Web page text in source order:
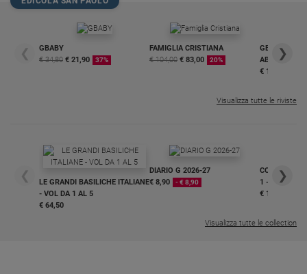
Ogni vita è per sempre", la biografia del ragazzo pubblicata di recente da
❮
GBABY
€ 34,80 € 21,90 37%
FAMIGLIA CRISTIANA
€ 104,00 € 83,00 20%
GBABY
€ 16,99
❯
Visualizza tutte le riviste
❮
LE GRANDI BASILICHE ITALIANE
- VOL DA 1 AL 5
€ 64,50
DIARIO G 2026-27
€ 8,90
- € 8,90
COLLANA
1 - 2
€ 18,50
❯
Visualizza tutte le collection